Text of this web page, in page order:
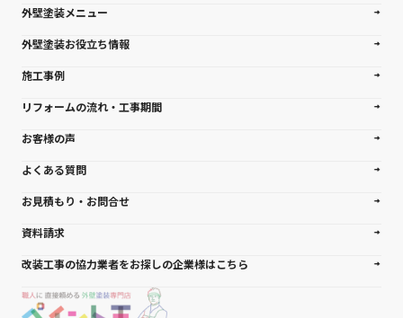
外壁塗装メニュー
外壁塗装お役立ち情報
施工事例
リフォームの流れ・工事期間
お客様の声
よくある質問
お見積もり・お問合せ
資料請求
改装工事の協力業者をお探しの企業様はこちら